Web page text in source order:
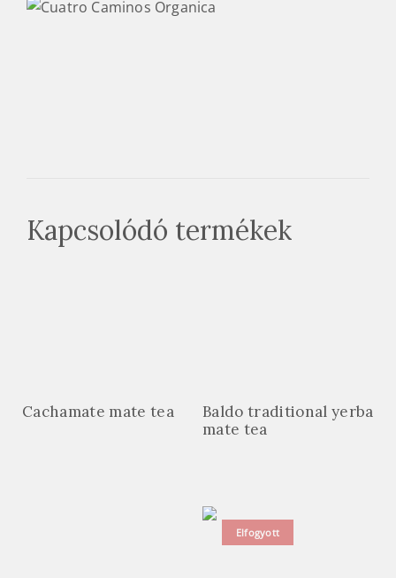
Kapcsolódó termékek
Cachamate mate tea
Baldo traditional yerba
mate tea
Elfogyott